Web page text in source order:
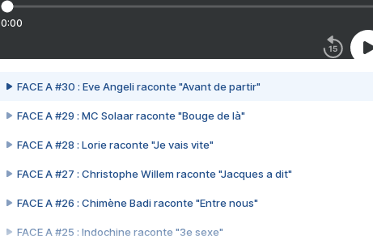
0:00
FACE A #30 : Eve Angeli raconte "Avant de partir"
FACE A #29 : MC Solaar raconte "Bouge de là"
FACE A #28 : Lorie raconte "Je vais vite"
FACE A #27 : Christophe Willem raconte "Jacques a dit"
FACE A #26 : Chimène Badi raconte "Entre nous"
FACE A #25 : Indochine raconte "3e sexe"